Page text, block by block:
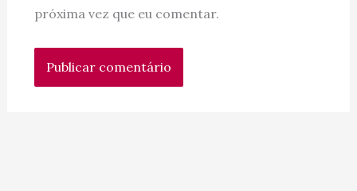
próxima vez que eu comentar.